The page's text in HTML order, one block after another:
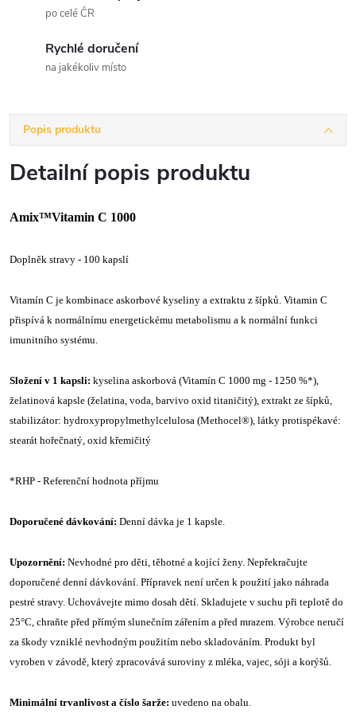
po celé ČR
Rychlé doručení
na jakékoliv místo
Popis produktu
Detailní popis produktu
Amix™Vitamin C 1000
Doplněk stravy - 100 kapslí
Vitamín C je kombinace askorbové kyseliny a extraktu z šípků. Vitamin C
přispívá k normálnímu energetickému metabolismu a k normální funkci
imunitního systému.
Složení v 1 kapsli: kyselina askorbová (Vitamín C 1000 mg - 1250 %*),
želatinová kapsle (želatina, voda, barvivo oxid titaničitý), extrakt ze šípků,
stabilizátor: hydroxypropylmethylcelulosa (Methocel®), látky protispékavé:
stearát hořečnatý, oxid křemičitý
*RHP - Referenční hodnota příjmu
Doporučené dávkování: Denní dávka je 1 kapsle.
Upozornění: Nevhodné pro děti, těhotné a kojící ženy. Nepřekračujte
doporučené denní dávkování. Přípravek není určen k použití jako náhrada
pestré stravy. Uchovávejte mimo dosah dětí. Skladujete v suchu při teplotě do
25°C, chraňte před přímým slunečním zářením a před mrazem. Výrobce neručí
za škody vzniklé nevhodným použitím nebo skladováním. Produkt byl
vyroben v závodě, který zpracovává suroviny z mléka, vajec, sóji a korýšů.
Minimální trvanlivost a číslo šarže: uvedeno na obalu.